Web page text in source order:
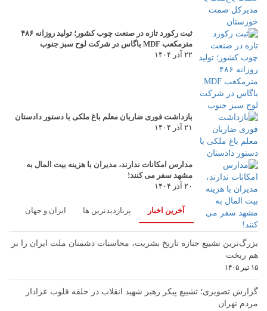
ثبت رکورد تازه در صنعت چوب کشور؛ تولید روزانه ۴۸۶
مترمکعب MDF باگاس در شرکت لوح سبز جنوب
۲۲ آذر ۱۴۰۴
بازداشت فوری ضاربان معلم باغ ملکی با دستور دادستان
۲۱ آذر ۱۴۰۴
مدارس امکانات ندارند، مدیران با هزینه بیت المال به
مشهد سفر می کنند!
۲۰ آذر ۱۴۰۴
آخرین اخبار پربازدیدترین ها ایران و جهان
بزرگ‌ترین تشییع جنازه تاریخ بشریت، محاسبات دشمنان ملت ایران را بر
هم ریخت
۱۵ تیر ۱۴۰۵
گزارش تصویری؛ تشییع پیکر رهبر شهید انقلاب در حلقه قلوب عزادار
مردم تهران